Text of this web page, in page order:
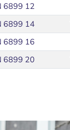
6899 12
6899 14
6899 16
6899 20